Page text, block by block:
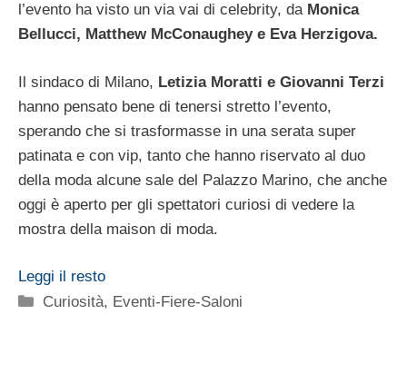
l’evento ha visto un via vai di celebrity, da Monica
Bellucci, Matthew McConaughey e Eva Herzigova.
Il sindaco di Milano, Letizia Moratti e Giovanni Terzi
hanno pensato bene di tenersi stretto l’evento,
sperando che si trasformasse in una serata super
patinata e con vip, tanto che hanno riservato al duo
della moda alcune sale del Palazzo Marino, che anche
oggi è aperto per gli spettatori curiosi di vedere la
mostra della maison di moda.
Leggi il resto
Categorie
Curiosità, Eventi-Fiere-Saloni